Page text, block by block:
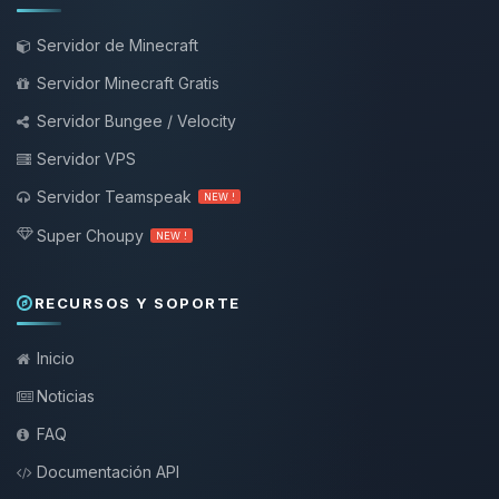
Servidor de Minecraft
Servidor Minecraft Gratis
Servidor Bungee / Velocity
Servidor VPS
Servidor Teamspeak
NEW !
Super Choupy NEW !
RECURSOS Y SOPORTE
Inicio
Noticias
FAQ
Documentación API